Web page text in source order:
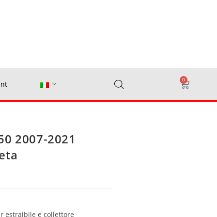
0
2007-2021
estraibile e collettore